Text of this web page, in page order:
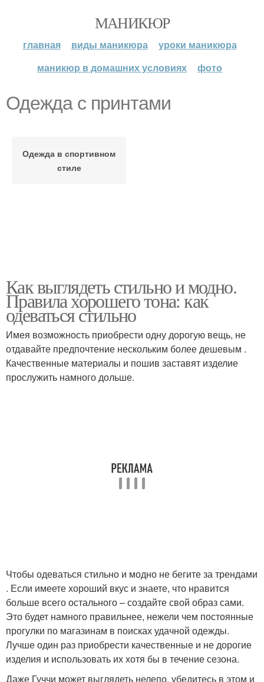
МАНИКЮР
главная виды маникюра
уроки маникюра
маникюр в домашних условиях
фото
Одежда с принтами
Одежда в спортивном
стиле
Как выглядеть стильно и модно.
Правила хорошего тона: как
одеваться стильно
Имея возможность приобрести одну дорогую вещь, не
отдавайте предпочтение нескольким более дешевым .
Качественные материалы и пошив заставят изделие
прослужить намного дольше.
Чтобы одеваться стильно и модно не бегите за трендами
. Если имеете хороший вкус и знаете, что нравится
больше всего остального – создайте свой образ сами.
Это будет намного правильнее, нежели чем постоянные
прогулки по магазинам в поисках удачной одежды.
Лучше один раз приобрести качественные и не дорогие
изделия и использовать их хотя бы в течение сезона.
Даже Гуччи может выглядеть нелепо, убедитесь в этом и